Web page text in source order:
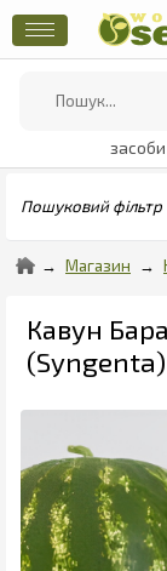
Пошуковий фільтр
Магазин
Кавун
(Syngenta)